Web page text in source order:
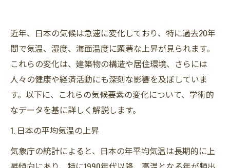
近年、日本の気候は急速に変化しており、特に過去20年
間で気温、湿度、海面温度に顕著な上昇が見られます。​
これらの変化は、建築物の構造や居住環境、さらには
人々の健康や経済活動にも深刻な影響を及ぼしていま
す。以下に、これらの気候要素の変化について、学術的
なデータを基に詳しく解説します。​
1. 日本の平均気温の上昇
気象庁の統計によると、日本の年平均気温は長期的に上